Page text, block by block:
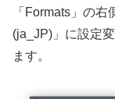
「Formats」の
(ja_JP)」に設定
ます。